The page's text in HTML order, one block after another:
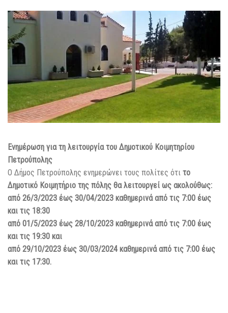
Ενημέρωση για τη λειτουργία του Δημοτικού Κοιμητηρίου
Πετρούπολης
Ο Δήμος Πετρούπολης ενημερώνει τους πολίτες ότι το
Δημοτικό Κοιμητήριο της πόλης θα λειτουργεί ως ακολούθως:
από 26/3/2023 έως 30/04/2023 καθημερινά από τις 7:00 έως
και τις 18:30
από 01/5/2023 έως 28/10/2023 καθημερινά από τις 7:00 έως
και τις 19:30 και
από 29/10/2023 έως 30/03/2024 καθημερινά από τις 7:00 έως
και τις 17:30.